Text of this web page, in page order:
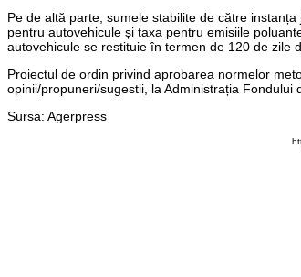
Pe de altă parte, sumele stabilite de către
pentru autovehicule și taxa pentru emisiile
autovehicule se restituie în termen de 120 de zile
Proiectul de ordin privind aprobarea normelor
opinii/propuneri/sugestii, la Administrația Fondului
Sursa: Agerpress